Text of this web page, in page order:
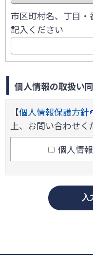
市区町村名、丁目
記入ください
個人情報の取扱い
【個人情報保護方針
上、お問い合わせく
個人情
入